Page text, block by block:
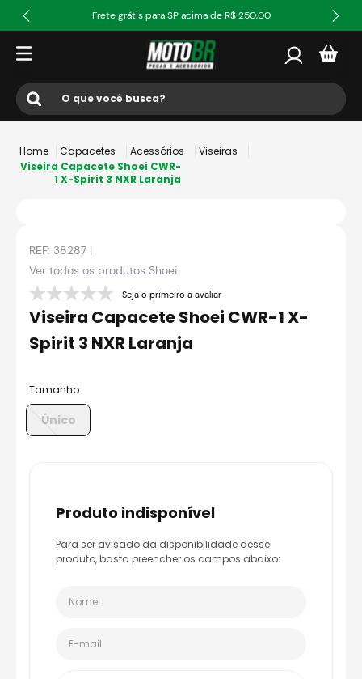
Frete grátis para SP acima de R$ 250,00
O que você busca?
1º ls2
4º fw3
5 º jaqueta
bau
7º axxis fenix
9º capacete ls2
º race tech
Capacetes Acessórios
Viseiras
Viseira Capacete Shoei CWR-
1 X-Spirit 3 NXR Laranja
REF: 38287 |
Ver todos os produtos Shoei
Seja o primeiro a avaliar
Viseira Capacete Shoei CWR-1 X-
Spirit 3 NXR Laranja
Tamanho
Único
produto indisponível
Para ser avisado da disponibilidade desse
produto, basta preencher os campos abaixo: